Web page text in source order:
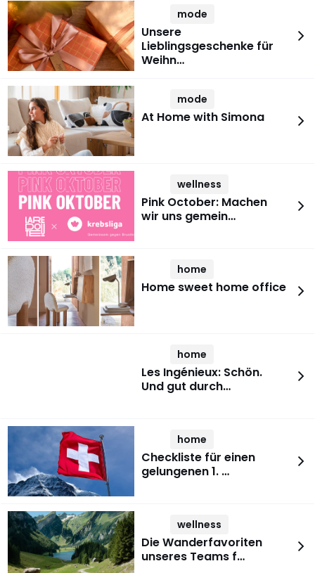
mode
Unsere
Lieblingsgeschenke für
Weihn…
mode
At Home with Simona
wellness
Pink October: Machen
wir uns gemein…
home
Home sweet home office
home
Les Ingénieux: Schön.
Und gut durch…
home
Checkliste für einen
gelungenen 1. …
wellness
Die Wanderfavoriten
unseres Teams f…